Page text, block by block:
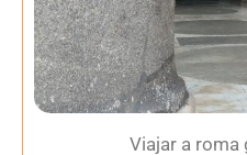
Viajar a roma